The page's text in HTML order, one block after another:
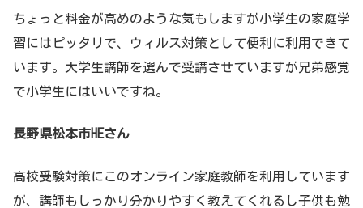
ちょっと料金が高めのような気もしますが小学生の家庭学
習にはピッタリで、ウィルス対策として便利に利用できて
います。大学生講師を選んで受講させていますが兄弟感覚
で小学生にはいいですね。
長野県松本市HEさん
高校受験対策にこのオンライン家庭教師を利用しています
が、講師もしっかり分かりやすく教えてくれるし子供も勉